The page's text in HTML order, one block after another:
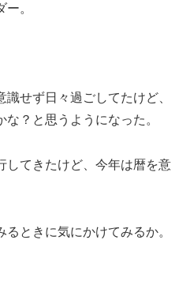
。
せず日々過ごしてたけど、
？と思うようになった。
してきたけど、今年は暦を意
ときに気にかけてみるか。